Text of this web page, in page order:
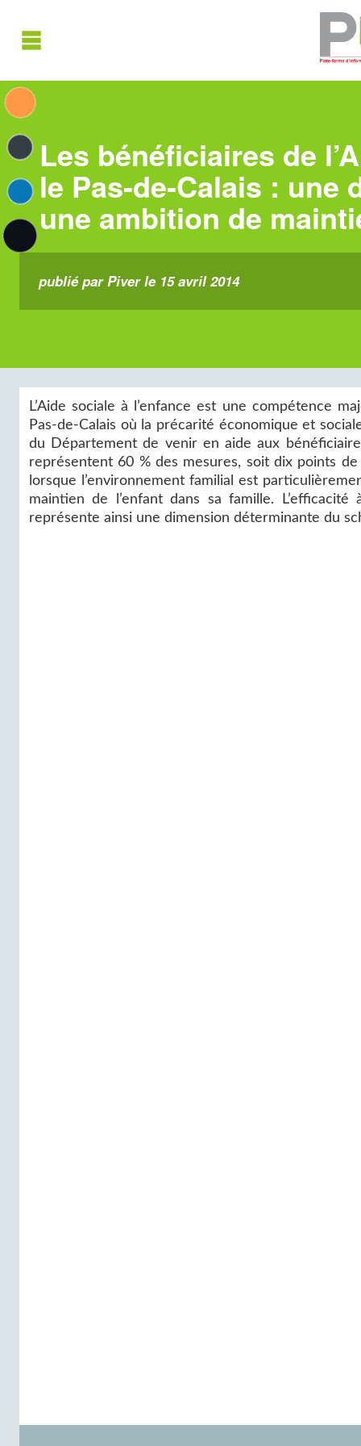
Les bénéficiaires de
le Pas-de-Calais : une
une ambition de
publié par Piver le 15 avril 2014
L’Aide sociale à l’enfance est une compétence
Pas-de-Calais où la précarité économique et
du Département de venir en aide aux
représentent 60 % des mesures, soit dix points
lorsque l’environnement familial est
maintien de l’enfant dans sa famille.
représente ainsi une dimension déterminante du